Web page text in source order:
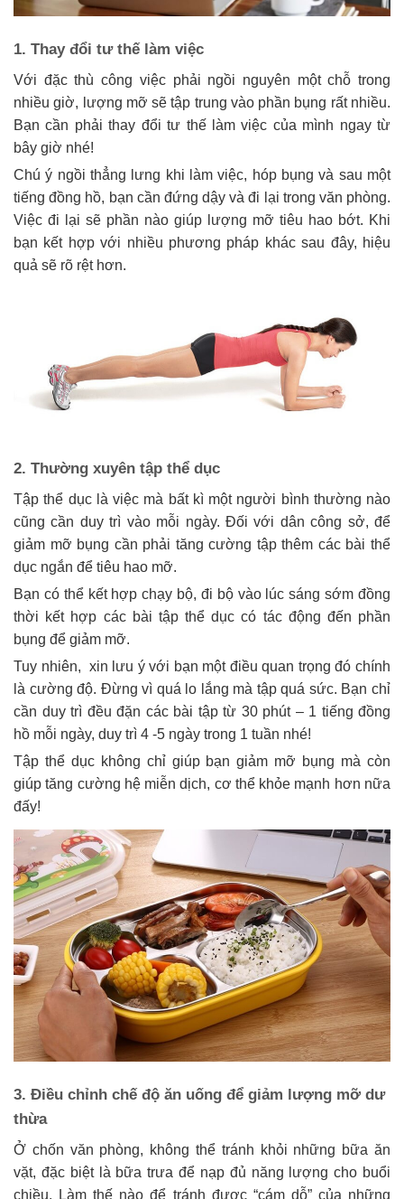
1. Thay đổi tư thế làm việc
Với đặc thù công việc phải ngồi nguyên một chỗ trong
nhiều giờ, lượng mỡ sẽ tập trung vào phần bụng rất nhiều.
Bạn cần phải thay đổi tư thế làm việc của mình ngay từ
bây giờ nhé!
Chú ý ngồi thẳng lưng khi làm việc, hóp bụng và sau một
tiếng đồng hồ, bạn cần đứng dậy và đi lại trong văn phòng.
Việc đi lại sẽ phần nào giúp lượng mỡ tiêu hao bớt. Khi
bạn kết hợp với nhiều phương pháp khác sau đây, hiệu
quả sẽ rõ rệt hơn.
2. Thường xuyên tập thể dục
Tập thể dục là việc mà bất kì một người bình thường nào
cũng cần duy trì vào mỗi ngày. Đối với dân công sở, để
giảm mỡ bụng cần phải tăng cường tập thêm các bài thể
dục ngắn để tiêu hao mỡ.
Bạn có thể kết hợp chạy bộ, đi bộ vào lúc sáng sớm đồng
thời kết hợp các bài tập thể dục có tác động đến phần
bụng để giảm mỡ.
Tuy nhiên, xin lưu ý với bạn một điều quan trọng đó chính
là cường độ. Đừng vì quá lo lắng mà tập quá sức. Bạn chỉ
cần duy trì đều đặn các bài tập từ 30 phút – 1 tiếng đồng
hồ mỗi ngày, duy trì 4 -5 ngày trong 1 tuần nhé!
Tập thể dục không chỉ giúp bạn giảm mỡ bụng mà còn
giúp tăng cường hệ miễn dịch, cơ thể khỏe mạnh hơn nữa
đấy!
3. Điều chỉnh chế độ ăn uống để giảm lượng mỡ dư
thừa
Ở chốn văn phòng, không thể tránh khỏi những bữa ăn
vặt, đặc biệt là bữa trưa để nạp đủ năng lượng cho buổi
chiều. Làm thế nào để tránh được “cám dỗ” của những